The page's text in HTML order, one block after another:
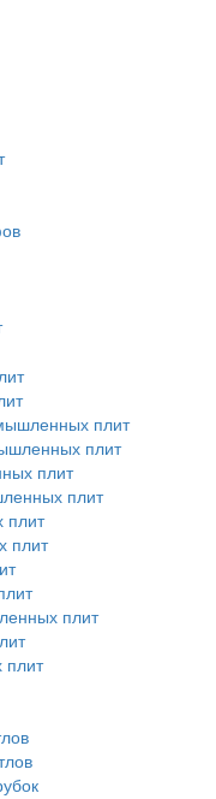
плит
плит
плит
плит
плит
плит
плит